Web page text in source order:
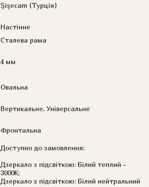
Şişecam (Турція)
Настінне
Сталева рама
4 мм
Овальна
Вертикальне, Універсальне
Фронтальна
Доступно до замовлення:
Дзеркало з підсвіткою: Білий теплий -
3000K;
Дзеркало з підсвіткою: Білий нейтральний